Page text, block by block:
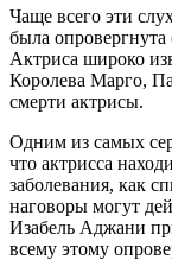
Чаще всего эти
была
Актриса широко
Королева Марго,
смерти актрисы.
Одним из самых
что актрисса
заболевания, как
наговоры могут
Изабель Аджани
всему этому